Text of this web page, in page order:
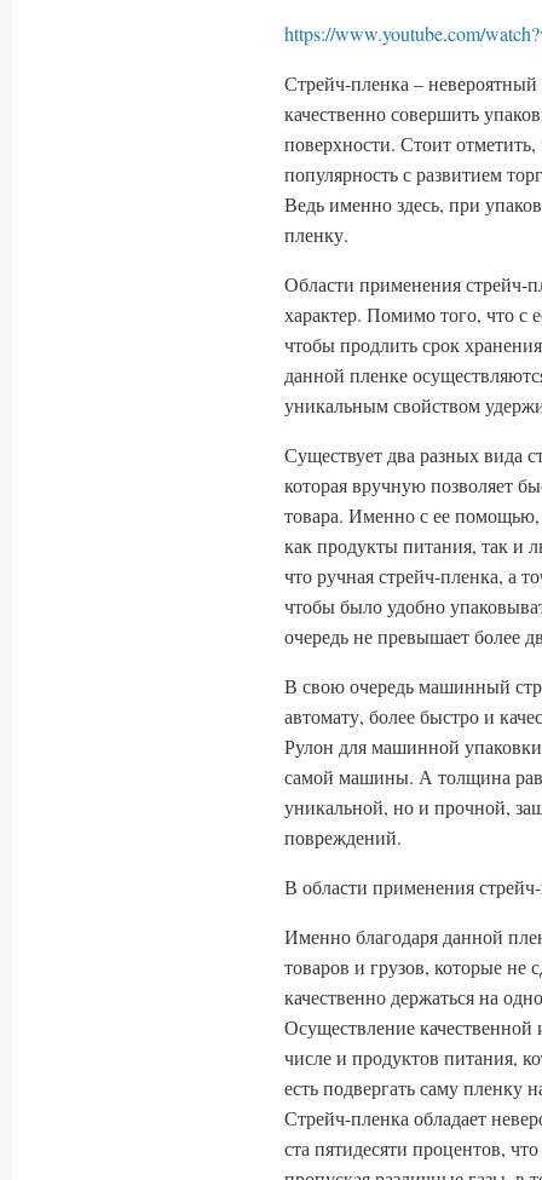
https://www.youtube.com/
Стрейч-пленка –
качественно совершить
поверхности. Стоит
популярность с развитием
Ведь именно здесь, при
пленку.
Области применения
характер. Помимо того, что
чтобы продлить срок
данной пленке
уникальным свойством
Существует два разных вида
которая вручную позволяет
товара. Именно с ее
как продукты питания, так и
что ручная стрейч-пленка, а
чтобы было удобно
очередь не превышает более
В свою очередь машинный
автомату, более быстро и
Рулон для машинной
самой машины. А толщина
уникальной, но и прочной,
повреждений.
В области применения
Именно благодаря данной
товаров и грузов, которые не
качественно держаться на
Осуществление
числе и продуктов питания,
есть подвергать саму пленку
Стрейч-пленка обладает
ста пятидесяти процентов,